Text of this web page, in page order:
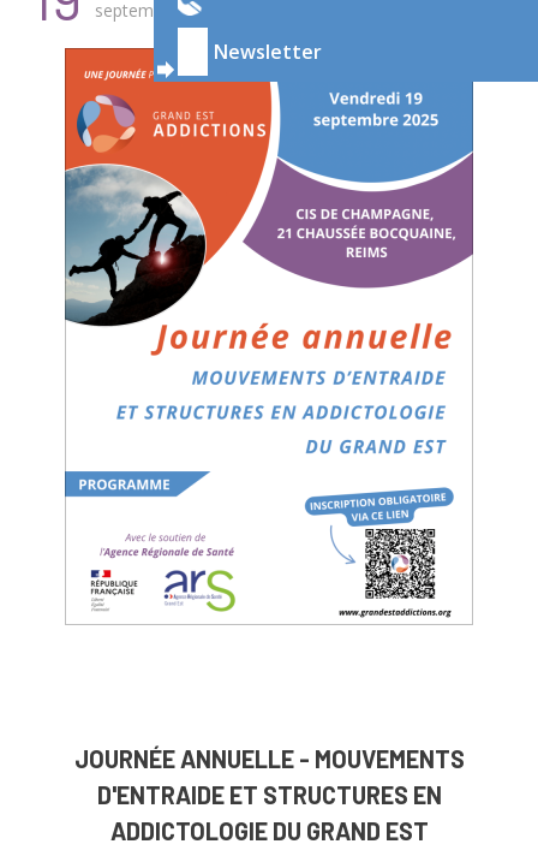
Newsletter
septembre2025
JOURNÉE ANNUELLE - MOUVEMENTS
D'ENTRAIDE ET STRUCTURES EN
ADDICTOLOGIE DU GRAND EST